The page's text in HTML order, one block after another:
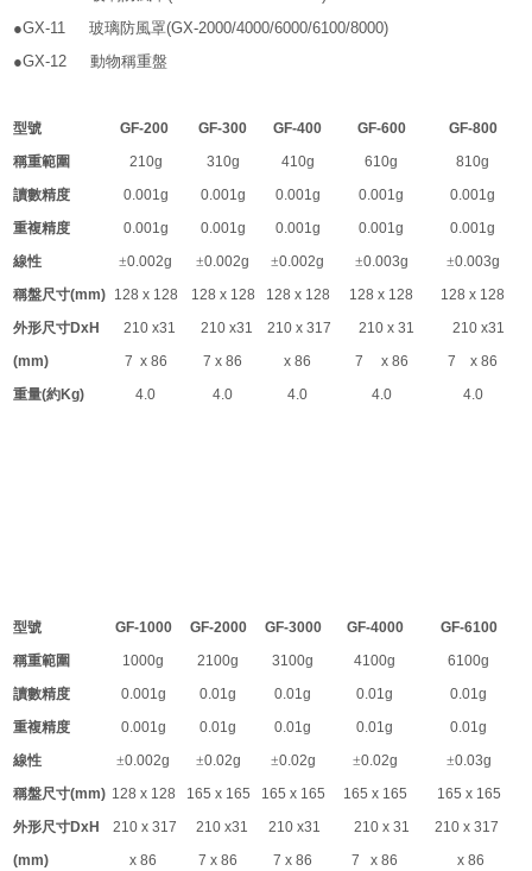
●GX-11玻璃防風罩(GX-2000/4000/6000/6100/8000)
●GX-12動物稱重盤
型號 GF-200 GF-300 GF-400 GF-600
GF-800
稱重範圍
210g 310g 410g 610g
810g
讀數精度
0.001g 0.001g 0.001g 0.001g
0.001g
重複精度
0.001g 0.001g 0.001g 0.001g
0.001g
線性
±0.002g ±0.002g ±0.002g ±0.003g ±0.003g
稱盤尺寸(mm) 128 x 128 128 x 128 128 x 128 128 x 128
128 x 128
外形尺寸DxH
(mm)
210 x31
7 x 86
210 x31
7 x 86
210 x 317
x 86
210 x 31
7 x 86
210 x31
7 x 86
重量(約Kg) 4.0 4.0 4.0 4.0 4.0
型號 GF-1000 GF-2000 GF-3000 GF-4000
GF-6100
稱重範圍
1000g 2100g 3100g 4100g
6100g
讀數精度
0.001g 0.01g 0.01g 0.01g
0.01g
重複精度
0.001g 0.01g 0.01g 0.01g
0.01g
線性
±0.002g ±0.02g ±0.02g ±0.02g ±0.03g
稱盤尺寸(mm) 128 x 128 165 x 165 165 x 165 165 x 165
165 x 165
外形尺寸DxH
(mm)
210 x 317
x 86
210 x31
7 x 86
210 x31
7 x 86
210 x 31
7 x 86
210 x 317
x 86